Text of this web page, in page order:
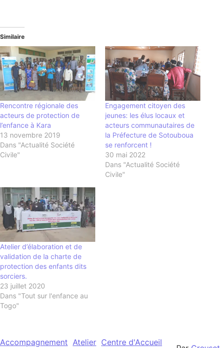
Similaire
Rencontre régionale des
acteurs de protection de
l’enfance à Kara
13 novembre 2019
Dans "Actualité Société
Civile"
Engagement citoyen des
jeunes: les élus locaux et
acteurs communautaires de
la Préfecture de Sotouboua
se renforcent !
30 mai 2022
Dans "Actualité Société
Civile"
Atelier d’élaboration et de
validation de la charte de
protection des enfants dits
sorciers.
23 juillet 2020
Dans "Tout sur l'enfance au
Togo"
Accompagnement Atelier Centre d'Accueil